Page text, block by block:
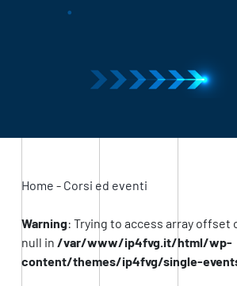
Home - Corsi ed eventi
Warning: Trying to access array offset
null in /var/www/ip4fvg.it/html/wp-
content/themes/ip4fvg/single-